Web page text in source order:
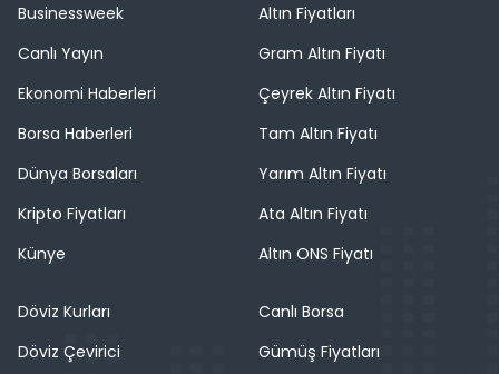
Businessweek
Canlı Yayın
Ekonomi Haberleri
Borsa Haberleri
Dünya Borsaları
Kripto Fiyatları
Künye
Altın Fiyatları
Gram Altın Fiyatı
Çeyrek Altın Fiyatı
Tam Altın Fiyatı
Yarım Altın Fiyatı
Ata Altın Fiyatı
Altın ONS Fiyatı
Döviz Kurları
Döviz Çevirici
Canlı Borsa
Gümüş Fiyatları